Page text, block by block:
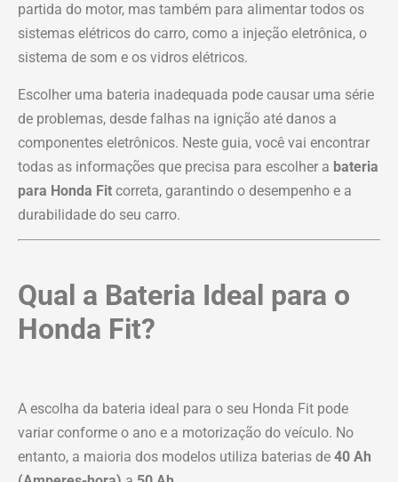
partida do motor, mas também para alimentar todos os
sistemas elétricos do carro, como a injeção eletrônica, o
sistema de som e os vidros elétricos.
Escolher uma bateria inadequada pode causar uma série
de problemas, desde falhas na ignição até danos a
componentes eletrônicos. Neste guia, você vai encontrar
todas as informações que precisa para escolher a bateria
para Honda Fit correta, garantindo o desempenho e a
durabilidade do seu carro.
Qual a Bateria Ideal para o
Honda Fit?
A escolha da bateria ideal para o seu Honda Fit pode
variar conforme o ano e a motorização do veículo. No
entanto, a maioria dos modelos utiliza baterias de 40 Ah